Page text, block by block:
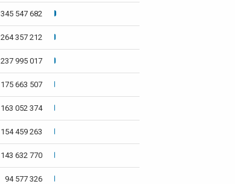
345 547 682
264 357 212
237 995 017
175 663 507
163 052 374
154 459 263
143 632 770
94 577 326